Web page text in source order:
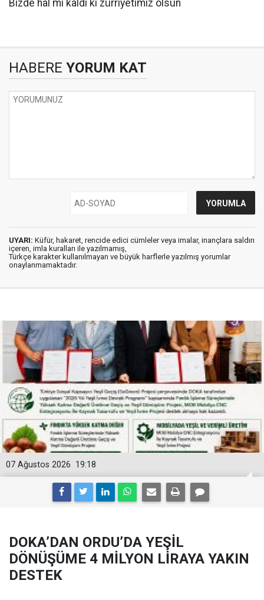
Bizde hal mi kaldı ki zürriyetimiz olsun
HABERE YORUM KAT
UYARI: Küfür, hakaret, rencide edici cümleler veya imalar, inançlara saldırı
içeren, imla kuralları ile yazılmamış,
Türkçe karakter kullanılmayan ve büyük harflerle yazılmış yorumlar
onaylanmamaktadır.
19:18
07 Ağustos 2026
DOKA’DAN ORDU’DA YEŞİL
DÖNÜŞÜME 4 MİLYON LİRAYA YAKIN
DESTEK